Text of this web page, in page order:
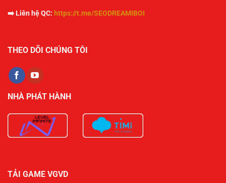
➡️ Liên hệ QC: https://t.me/SEODREAMIBOI
THEO DÕI CHÚNG TÔI
NHÀ PHÁT HÀNH
TẢI GAME VGVD